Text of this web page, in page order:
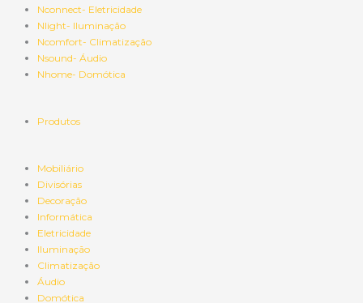
Nconnect- Eletricidade
Nlight- Iluminação
Ncomfort- Climatização
Nsound- Áudio
Nhome- Domótica
Produtos
Mobiliário
Divisórias
Decoração
Informática
Eletricidade
Iluminação
Climatização
Áudio
Domótica